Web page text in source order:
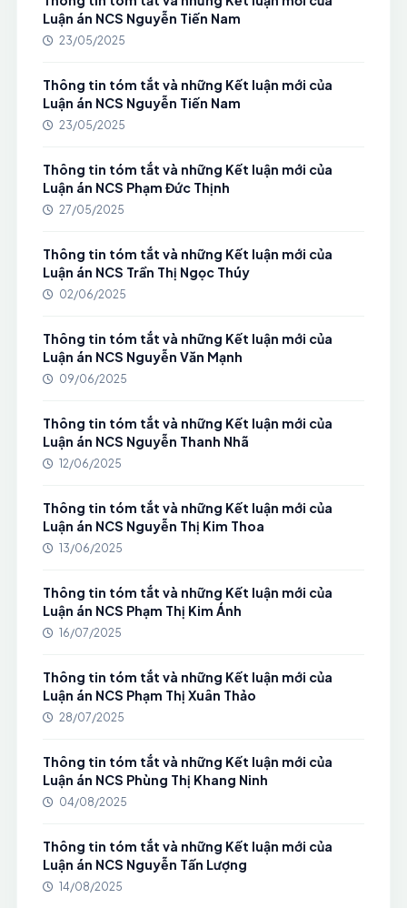
Luận án NCS Nguyễn Tiến Nam
23/05/2025
Thông tin tóm tắt và những Kết luận mới của
Luận án NCS Nguyễn Tiến Nam
23/05/2025
Thông tin tóm tắt và những Kết luận mới của
Luận án NCS Phạm Đức Thịnh
27/05/2025
Thông tin tóm tắt và những Kết luận mới của
Luận án NCS Trần Thị Ngọc Thúy
02/06/2025
Thông tin tóm tắt và những Kết luận mới của
Luận án NCS Nguyễn Văn Mạnh
09/06/2025
Thông tin tóm tắt và những Kết luận mới của
Luận án NCS Nguyễn Thanh Nhã
12/06/2025
Thông tin tóm tắt và những Kết luận mới của
Luận án NCS Nguyễn Thị Kim Thoa
13/06/2025
Thông tin tóm tắt và những Kết luận mới của
Luận án NCS Phạm Thị Kim Ánh
16/07/2025
Thông tin tóm tắt và những Kết luận mới của
Luận án NCS Phạm Thị Xuân Thảo
28/07/2025
Thông tin tóm tắt và những Kết luận mới của
Luận án NCS Phùng Thị Khang Ninh
04/08/2025
Thông tin tóm tắt và những Kết luận mới của
Luận án NCS Nguyễn Tấn Lượng
14/08/2025